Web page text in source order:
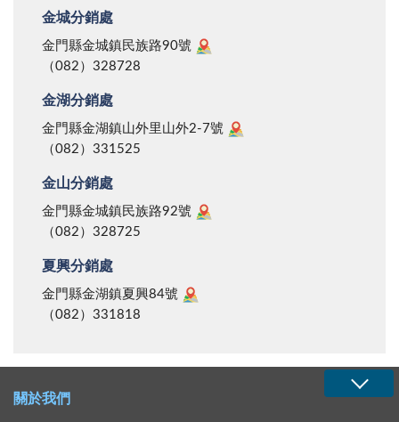
金城分銷處
金門縣金城鎮民族路90號
（082）328728
金湖分銷處
金門縣金湖鎮山外里山外2-7號
（082）331525
金山分銷處
金門縣金城鎮民族路92號
（082）328725
夏興分銷處
金門縣金湖鎮夏興84號
（082）331818
關於我們